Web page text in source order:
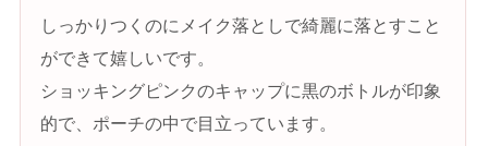
しっかりつくのにメイク落としで綺麗に落とすこと
ができて嬉しいです。
ショッキングピンクのキャップに黒のボトルが印象
的で、ポーチの中で目立っています。